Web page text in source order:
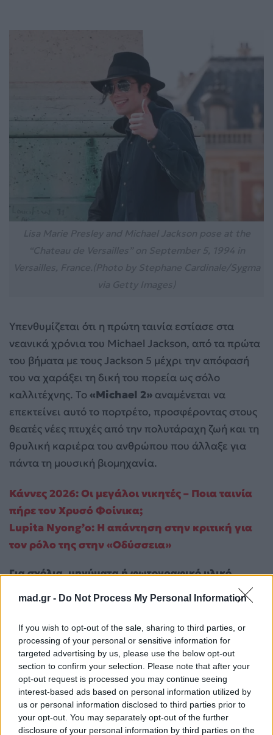
mad.gr - Do Not Process My Personal Information
If you wish to opt-out of the sale, sharing to third parties, or
processing of your personal or sensitive information for
targeted advertising by us, please use the below opt-out
section to confirm your selection. Please note that after your
opt-out request is processed you may continue seeing
interest-based ads based on personal information utilized by
us or personal information disclosed to third parties prior to
your opt-out. You may separately opt-out of the further
disclosure of your personal information by third parties on the
Υπενθυμίζεται ότι η πρώτη ταινία εστίασε στα
νεανικά χρόνια του Michael Jackson, από τα πρώτα
του βήματα με τους Jackson 5 μέχρι την απόφασή
του να χαράξει τη δική του πορεία ως σόλο
καλλιτέχνης. Το«Michael 2» αναμένεται να
επεκτείνει αυτό το πορτρέτο, προσφέροντας στους
θεατές νέες πτυχές από την πολυτάραχη ζωή και τη
θρυλική καριέρα του ανθρώπου που άλλαξε για
πάντα τη μουσική βιομηχανία.
Κάννες 2026: Οι μεγάλοι νικητές – Ποια ταινία
πήρε τον Χρυσό Φοίνικα;
Lupita Nyong’o: Η απάντηση στην κριτική για
τον ρόλο της στην «Οδύσσεια»
Για σχόλια, μηνύματα ή φωτογραφικό υλικό
Facebook , επικοινωνήστε μέσωTwitterή
Michael Michael 2 MICHAEL JACKSON
Ακολουθήστε το
Mad.gr στο Google
News